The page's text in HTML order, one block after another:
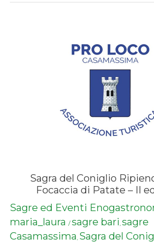
Sagra del Coniglio
Focaccia di Patate – II
Sagre ed Eventi
maria_laura / sagre bari, sagre
Casamassima, Sagra del